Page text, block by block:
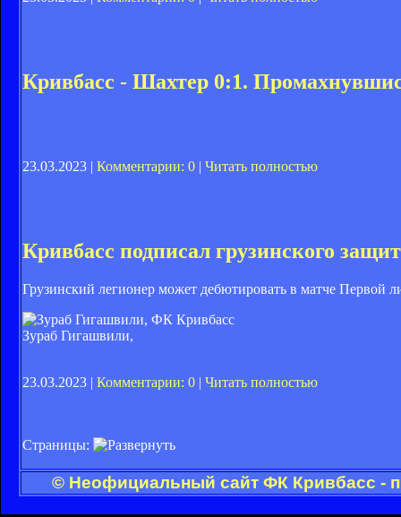
Кривбасс - Шахтер 0:1.
23.03.2023 | Комментарии: 0 | Читать полностью
Кривбасс подписал грузинского
Грузинский легионер может дебютировать в матче Первой
Зураб Гигашвили,
23.03.2023 | Комментарии: 0 | Читать полностью
Страницы:
© Неофициальный сайт ФК Кривбасс -